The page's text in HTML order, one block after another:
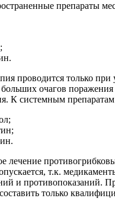
препараты
;
проводится только при
очагов
К системным препаратам
лечение
т.к.
и противопоказаний.
только